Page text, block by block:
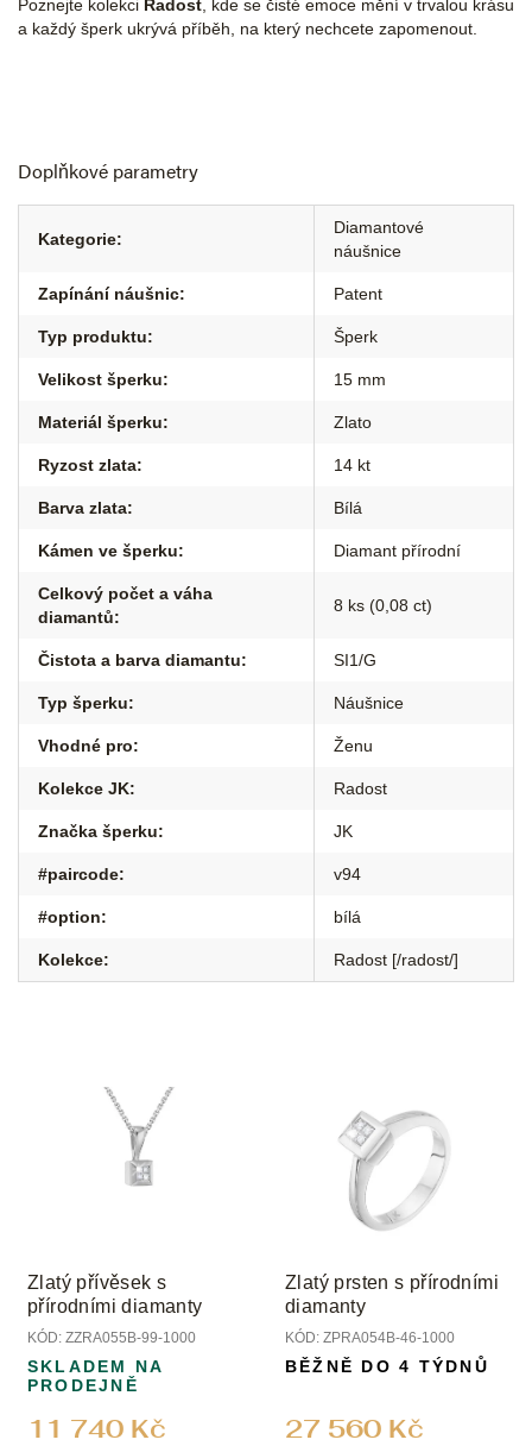
Poznejte kolekci Radost , kde se čisté emoce mění v trvalou krásu
a každý šperk ukrývá příběh, na který nechcete zapomenout.
Doplňkové parametry
Kategorie:
Diamantové
náušnice
Zapínání náušnic: Patent
Typ produktu: Šperk
Velikost šperku: 15 mm
Materiál šperku: Zlato
Ryzost zlata: 14 kt
Barva zlata: Bílá
Kámen ve šperku: Diamant přírodní
Celkový počet a váha
diamantů:
8 ks (0,08 ct)
Čistota a barva diamantu: SI1/G
Typ šperku: Náušnice
Vhodné pro: Ženu
Kolekce JK: Radost
Značka šperku: JK
#paircode: v94
#option: bílá
Kolekce: Radost [/radost/]
Zlatý přívěsek s
přírodními diamanty
KÓD: ZZRA055B-99-1000
11 740 Kč
SKLADEM NA
PRODEJNĚ
Zlatý prsten s přírodními
diamanty
KÓD: ZPRA054B-46-1000
27 560 Kč
BĚŽNĚ DO 4 TÝDNŮ